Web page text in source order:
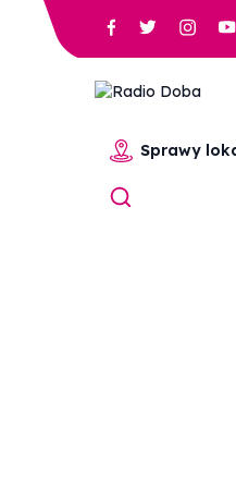
Sprawy